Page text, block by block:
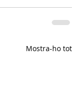
Mostra-ho tot